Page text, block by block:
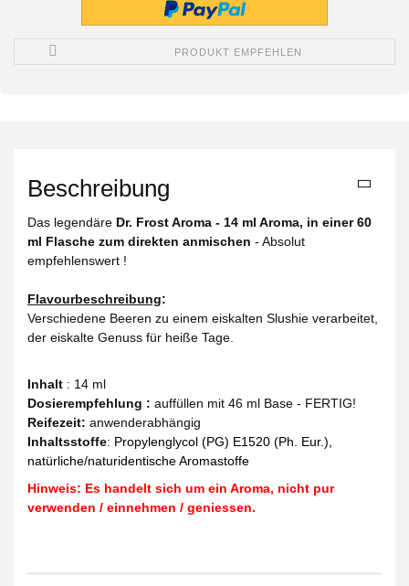
PRODUKT EMPFEHLEN
Beschreibung
Das legendäre Dr. Frost Aroma - 14 ml Aroma, in einer 60
ml Flasche zum direkten anmischen - Absolut
empfehlenswert !
Flavourbeschreibung:
Verschiedene Beeren zu einem eiskalten Slushie verarbeitet,
der eiskalte Genuss für heiße Tage.
Inhalt : 14 ml
Dosierempfehlung : auffüllen mit 46 ml Base - FERTIG!
Reifezeit: anwenderabhängig
Inhaltsstoffe: Propylenglycol (PG) E1520 (Ph. Eur.),
natürliche/naturidentische Aromastoffe
Hinweis: Es handelt sich um ein Aroma, nicht pur
verwenden / einnehmen / geniessen.